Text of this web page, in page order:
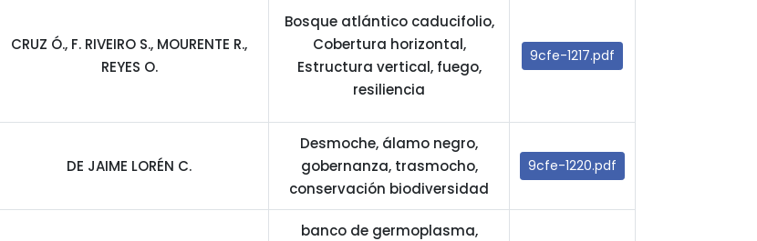
CRUZ Ó., F. RIVEIRO S., MOURENTE R.,
REYES O.
Bosque atlántico caducifolio,
Cobertura horizontal,
Estructura vertical, fuego,
resiliencia
9cfe-1217.pdf
DE JAIME LORÉN C.
Desmoche, álamo negro,
gobernanza, trasmocho,
conservación biodiversidad
9cfe-1220.pdf
banco de germoplasma,